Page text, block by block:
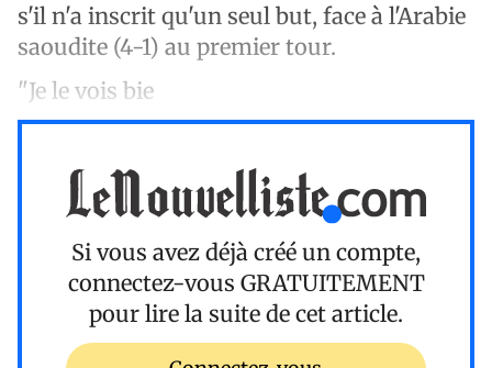
s'il n'a inscrit qu'un seul but, face à l'Arabie
saoudite (4-1) au premier tour.
"Je le vois bie
Si vous avez déjà créé un compte,
connectez-vous GRATUITEMENT
pour lire la suite de cet article.